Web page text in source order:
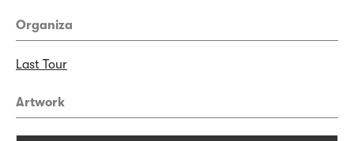
Organiza
Last Tour
Artwork